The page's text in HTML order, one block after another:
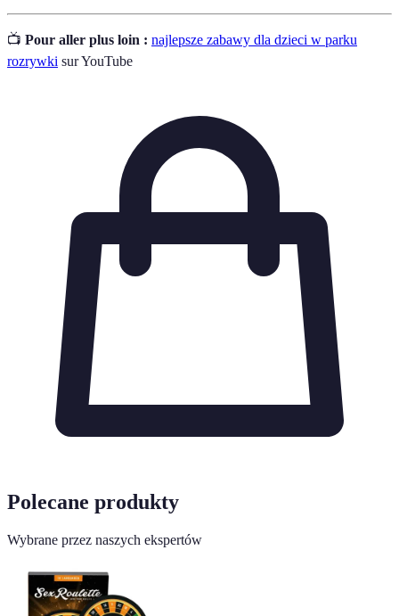
📺 Pour aller plus loin : najlepsze zabawy dla dzieci w parku
rozrywki sur YouTube
Polecane produkty
Wybrane przez naszych ekspertów